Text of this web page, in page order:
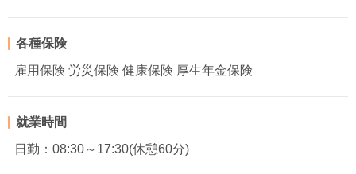
各種保険
雇用保険 労災保険 健康保険 厚生年金保険
就業時間
日勤：08:30～17:30(休憩60分)